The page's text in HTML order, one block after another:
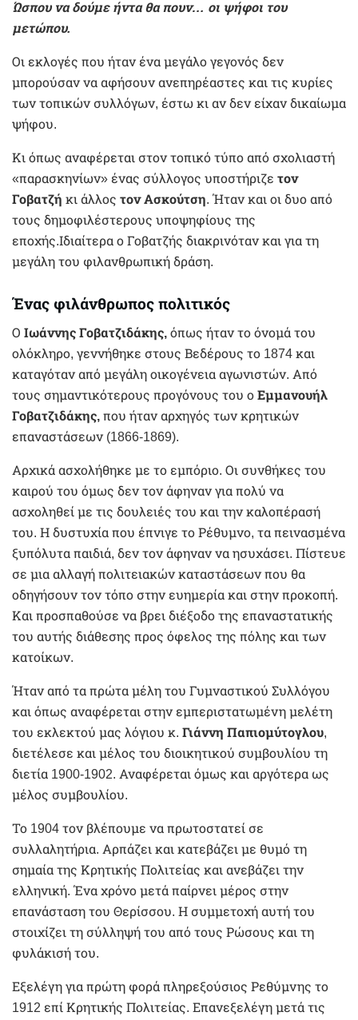
Ώσπου να δούμε ήντα θα πουν… οι ψήφοι του
μετώπου.
Οι εκλογές που ήταν ένα μεγάλο γεγονός δεν
μπορούσαν να αφήσουν ανεπηρέαστες και τις κυρίες
των τοπικών συλλόγων, έστω κι αν δεν είχαν δικαίωμα
ψήφου.
Κι όπως αναφέρεται στον τοπικό τύπο από σχολιαστή
«παρασκηνίων» ένας σύλλογος υποστήριζε τον
Γοβατζή κι άλλος τον Ασκούτση. Ήταν και οι δυο από
τους δημοφιλέστερους υποψηφίους της
εποχής.Ιδιαίτερα ο Γοβατζής διακρινόταν και για τη
μεγάλη του φιλανθρωπική δράση.
Ένας φιλάνθρωπος πολιτικός
Ο Ιωάννης Γοβατζιδάκης, όπως ήταν το όνομά του
ολόκληρο, γεννήθηκε στους Βεδέρους το 1874 και
καταγόταν από μεγάλη οικογένεια αγωνιστών. Από
τους σημαντικότερους προγόνους του ο Εμμανουήλ
Γοβατζιδάκης, που ήταν αρχηγός των κρητικών
επαναστάσεων (1866-1869).
Αρχικά ασχολήθηκε με το εμπόριο. Οι συνθήκες του
καιρού του όμως δεν τον άφηναν για πολύ να
ασχοληθεί με τις δουλειές του και την καλοπέρασή
του. Η δυστυχία που έπνιγε το Ρέθυμνο, τα πεινασμένα
ξυπόλυτα παιδιά, δεν τον άφηναν να ησυχάσει. Πίστευε
σε μια αλλαγή πολιτειακών καταστάσεων που θα
οδηγήσουν τον τόπο στην ευημερία και στην προκοπή.
Και προσπαθούσε να βρει διέξοδο της επαναστατικής
του αυτής διάθεσης προς όφελος της πόλης και των
κατοίκων.
Ήταν από τα πρώτα μέλη του Γυμναστικού Συλλόγου
και όπως αναφέρεται στην εμπεριστατωμένη μελέτη
του εκλεκτού μας λόγιου κ. Γιάννη Παπιομύτογλου,
διετέλεσε και μέλος του διοικητικού συμβουλίου τη
διετία 1900-1902. Αναφέρεται όμως και αργότερα ως
μέλος συμβουλίου.
Το 1904 τον βλέπουμε να πρωτοστατεί σε
συλλαλητήρια. Αρπάζει και κατεβάζει με θυμό τη
σημαία της Κρητικής Πολιτείας και ανεβάζει την
ελληνική. Ένα χρόνο μετά παίρνει μέρος στην
επανάσταση του Θερίσσου. Η συμμετοχή αυτή του
στοιχίζει τη σύλληψή του από τους Ρώσους και τη
φυλάκισή του.
Εξελέγη για πρώτη φορά πληρεξούσιος Ρεθύμνης το
1912 επί Κρητικής Πολιτείας. Επανεξελέγη μετά τις